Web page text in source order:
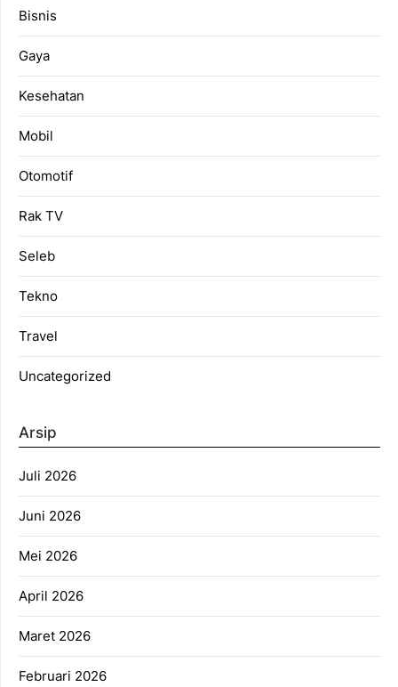
Bisnis
Gaya
Kesehatan
Mobil
Otomotif
Rak TV
Seleb
Tekno
Travel
Uncategorized
Arsip
Juli 2026
Juni 2026
Mei 2026
April 2026
Maret 2026
Februari 2026